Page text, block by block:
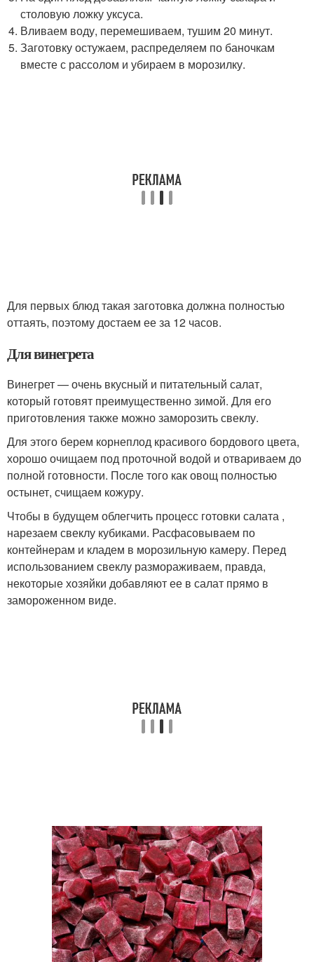
столовую ложку уксуса.
Вливаем воду, перемешиваем, тушим 20 минут.
Заготовку остужаем, распределяем по баночкам
вместе с рассолом и убираем в морозилку.
Для первых блюд такая заготовка должна полностью
оттаять, поэтому достаем ее за 12 часов.
Для винегрета
Винегрет — очень вкусный и питательный салат,
который готовят преимущественно зимой. Для его
приготовления также можно заморозить свеклу.
Для этого берем корнеплод красивого бордового цвета,
хорошо очищаем под проточной водой и отвариваем до
полной готовности. После того как овощ полностью
остынет, счищаем кожуру.
Чтобы в будущем облегчить процесс готовки салата ,
нарезаем свеклу кубиками. Расфасовываем по
контейнерам и кладем в морозильную камеру. Перед
использованием свеклу размораживаем, правда,
некоторые хозяйки добавляют ее в салат прямо в
замороженном виде.